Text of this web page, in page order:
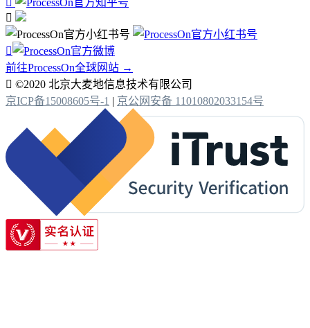


前往ProcessOn全球网站 →
 ©2020 北京大麦地信息技术有限公司
京ICP备15008605号-1 | 京公网安备 11010802033154号